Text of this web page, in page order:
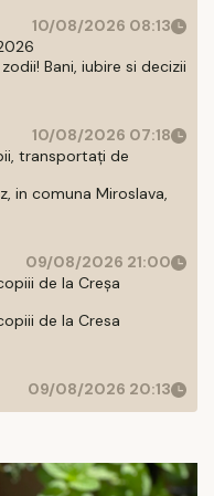
10/08/2026 08:13
Bani, iubire si decizii
10/08/2026 07:18
transportați de
in comuna Miroslava,
09/08/2026 21:00
de la Creșa
de la Cresa
09/08/2026 20:13